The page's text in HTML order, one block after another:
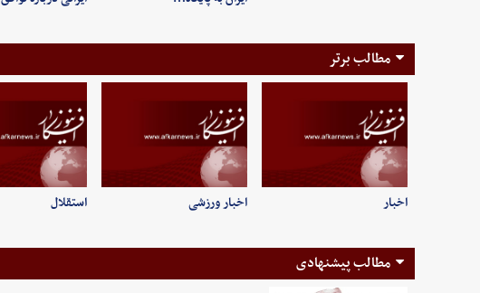
مطالب برتر
اخبار اخبار ورزشی استقلال
مطالب پیشنهادی